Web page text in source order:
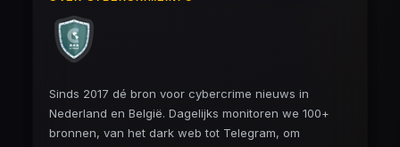
Sinds 2017 dé bron voor cybercrime nieuws in
Nederland en België. Dagelijks monitoren we 100+
bronnen, van het dark web tot Telegram, om